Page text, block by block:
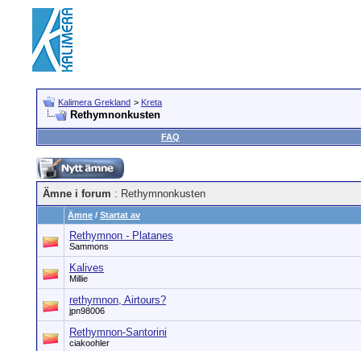
Kalimera Grekland > Kreta
Rethymnonkusten
FAQ
Ämne i forum : Rethymnonkusten
Ämne / Startat av
Rethymnon - Platanes
Sammons
Kalives
Millie
rethymnon, Airtours?
jpn98006
Rethymnon-Santorini
ciakoohler